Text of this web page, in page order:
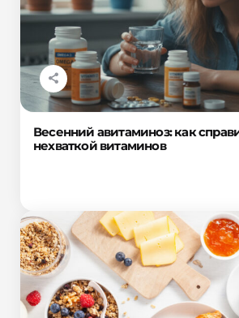
Весенний авитаминоз: как
нехваткой витаминов